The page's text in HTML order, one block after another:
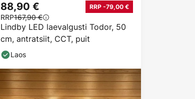
Lindby LED laevalgusti Todor, 50
cm, antratsiit, CCT, puit
88,90 € RRP -79,00 €
RRP167,90 €
Laos